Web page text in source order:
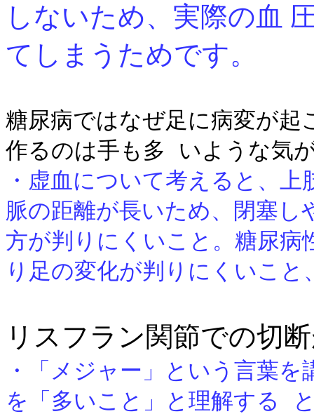
しないため、実際の血
てしまうためです。
糖尿病ではなぜ足に病変が起
作るのは手も 多 いような気
・虚血について考えると、
脈の距離が長いため、閉塞
方が判りにくいこと。糖尿病
り足の変化が判りにくいこ
リスフラン関節での切
・「メジャー」という言葉
を「多いこと」と理解する